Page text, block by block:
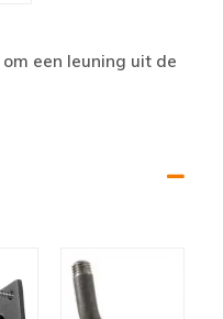
een leuning uit de